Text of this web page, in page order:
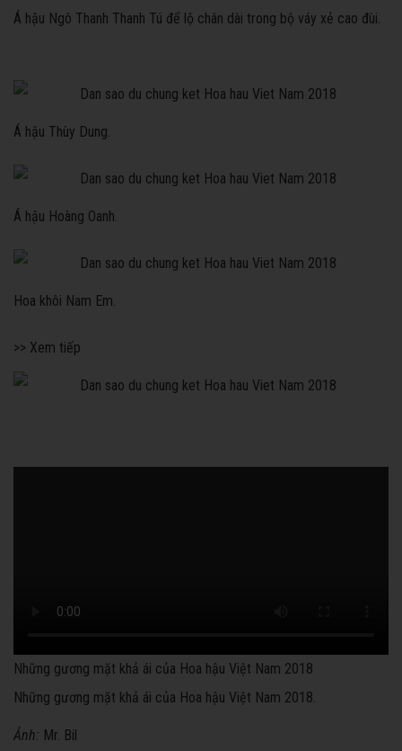
Á hậu Ngô Thanh Thanh Tú để lộ chân dài trong bộ váy xẻ cao đùi.
Á hậu Thùy Dung.
Á hậu Hoàng Oanh.
Hoa khôi Nam Em.
>> Xem tiếp
Những gương mặt khả ái của Hoa hậu Việt Nam 2018
Những gương mặt khả ái của Hoa hậu Việt Nam 2018.
Ảnh: Mr. Bil